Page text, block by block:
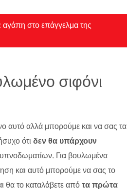
αγάπη στο επάγγελμα της
σιφόνι
αυτό αλλά μπορούμε και να σας τα
ότι δεν θα υπάρχουν
υπνοδωματίων. Για βουλωμένα
και αυτό μπορούμε να σας το
θα το καταλάβετε απότα πρώτα